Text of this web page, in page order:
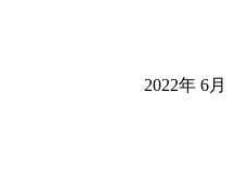
2022年 6月